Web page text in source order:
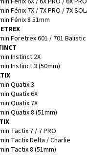
Fénix 7X / 7X PRO / 7X
Fénix 8 51mm
Foretrex 601 / 701 Balistic
Instinct 2X
Instinct 3 (50mm)
Quatix 3
Quatix 6X
Quatix 7X
Quatix 8 (51mm)
Tactix 7 / 7 PRO
Tactix Delta / Charlie
Tactix 8 (51mm)